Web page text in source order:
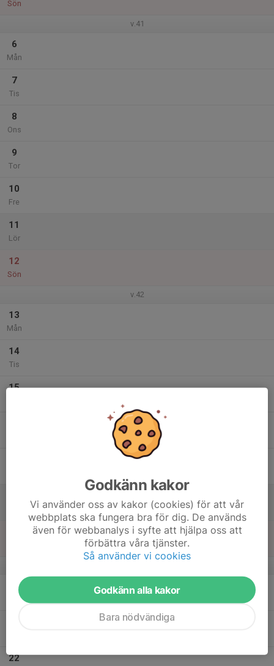
Sön
v.41
6
Mån
7
Tis
8
Ons
9
Tor
10
Fre
11
Lör
12
Sön
v.42
13
Mån
14
Tis
15
20
Mån
22
Godkänn kakor
Vi använder oss av kakor (cookies) för att vår
webbplats ska fungera bra för dig. De används
även för webbanalys i syfte att hjälpa oss att
förbättra våra tjänster.
Så använder vi cookies
Godkänn alla kakor
Bara nödvändiga